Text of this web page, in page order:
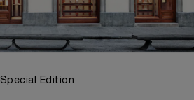
Special Edition